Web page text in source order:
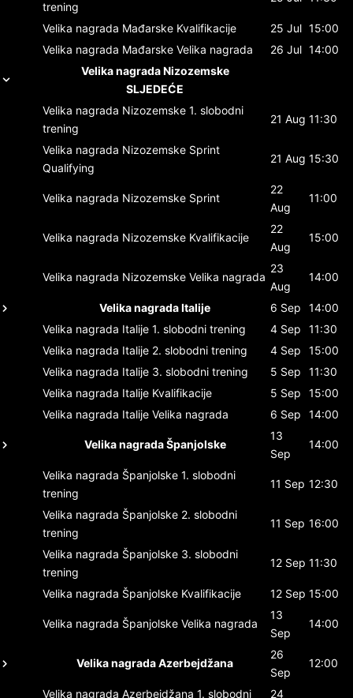
trening
Velika nagrada Mađarske Kvalifikacije 25 Jul 15:00
Velika nagrada Mađarske Velika nagrada 26 Jul 14:00
Velika nagrada Nizozemske
SLJEDEĆE
Velika nagrada Nizozemske 1. slobodni
trening
21 Aug 11:30
Velika nagrada Nizozemske Sprint
Qualifying
21 Aug 15:30
Velika nagrada Nizozemske Sprint
22
Aug
11:00
Velika nagrada Nizozemske Kvalifikacije
22
Aug
15:00
Velika nagrada Nizozemske Velika nagrada
23
Aug
14:00
Velika nagrada Italije 6 Sep
14:00
Velika nagrada Italije 1. slobodni trening 4 Sep
11:30
Velika nagrada Italije 2. slobodni trening 4 Sep
15:00
Velika nagrada Italije 3. slobodni trening 5 Sep
11:30
Velika nagrada Italije Kvalifikacije 5 Sep
15:00
Velika nagrada Italije Velika nagrada 6 Sep 14:00
Velika nagrada Španjolske
13
Sep
14:00
Velika nagrada Španjolske 1. slobodni
trening
11 Sep 12:30
Velika nagrada Španjolske 2. slobodni
trening
11 Sep 16:00
Velika nagrada Španjolske 3. slobodni
trening
12 Sep 11:30
Velika nagrada Španjolske Kvalifikacije 12 Sep 15:00
Velika nagrada Španjolske Velika nagrada
13
Sep
14:00
Velika nagrada Azerbejdžana
26
Sep
12:00
Velika nagrada Azerbejdžana 1. slobodni
24